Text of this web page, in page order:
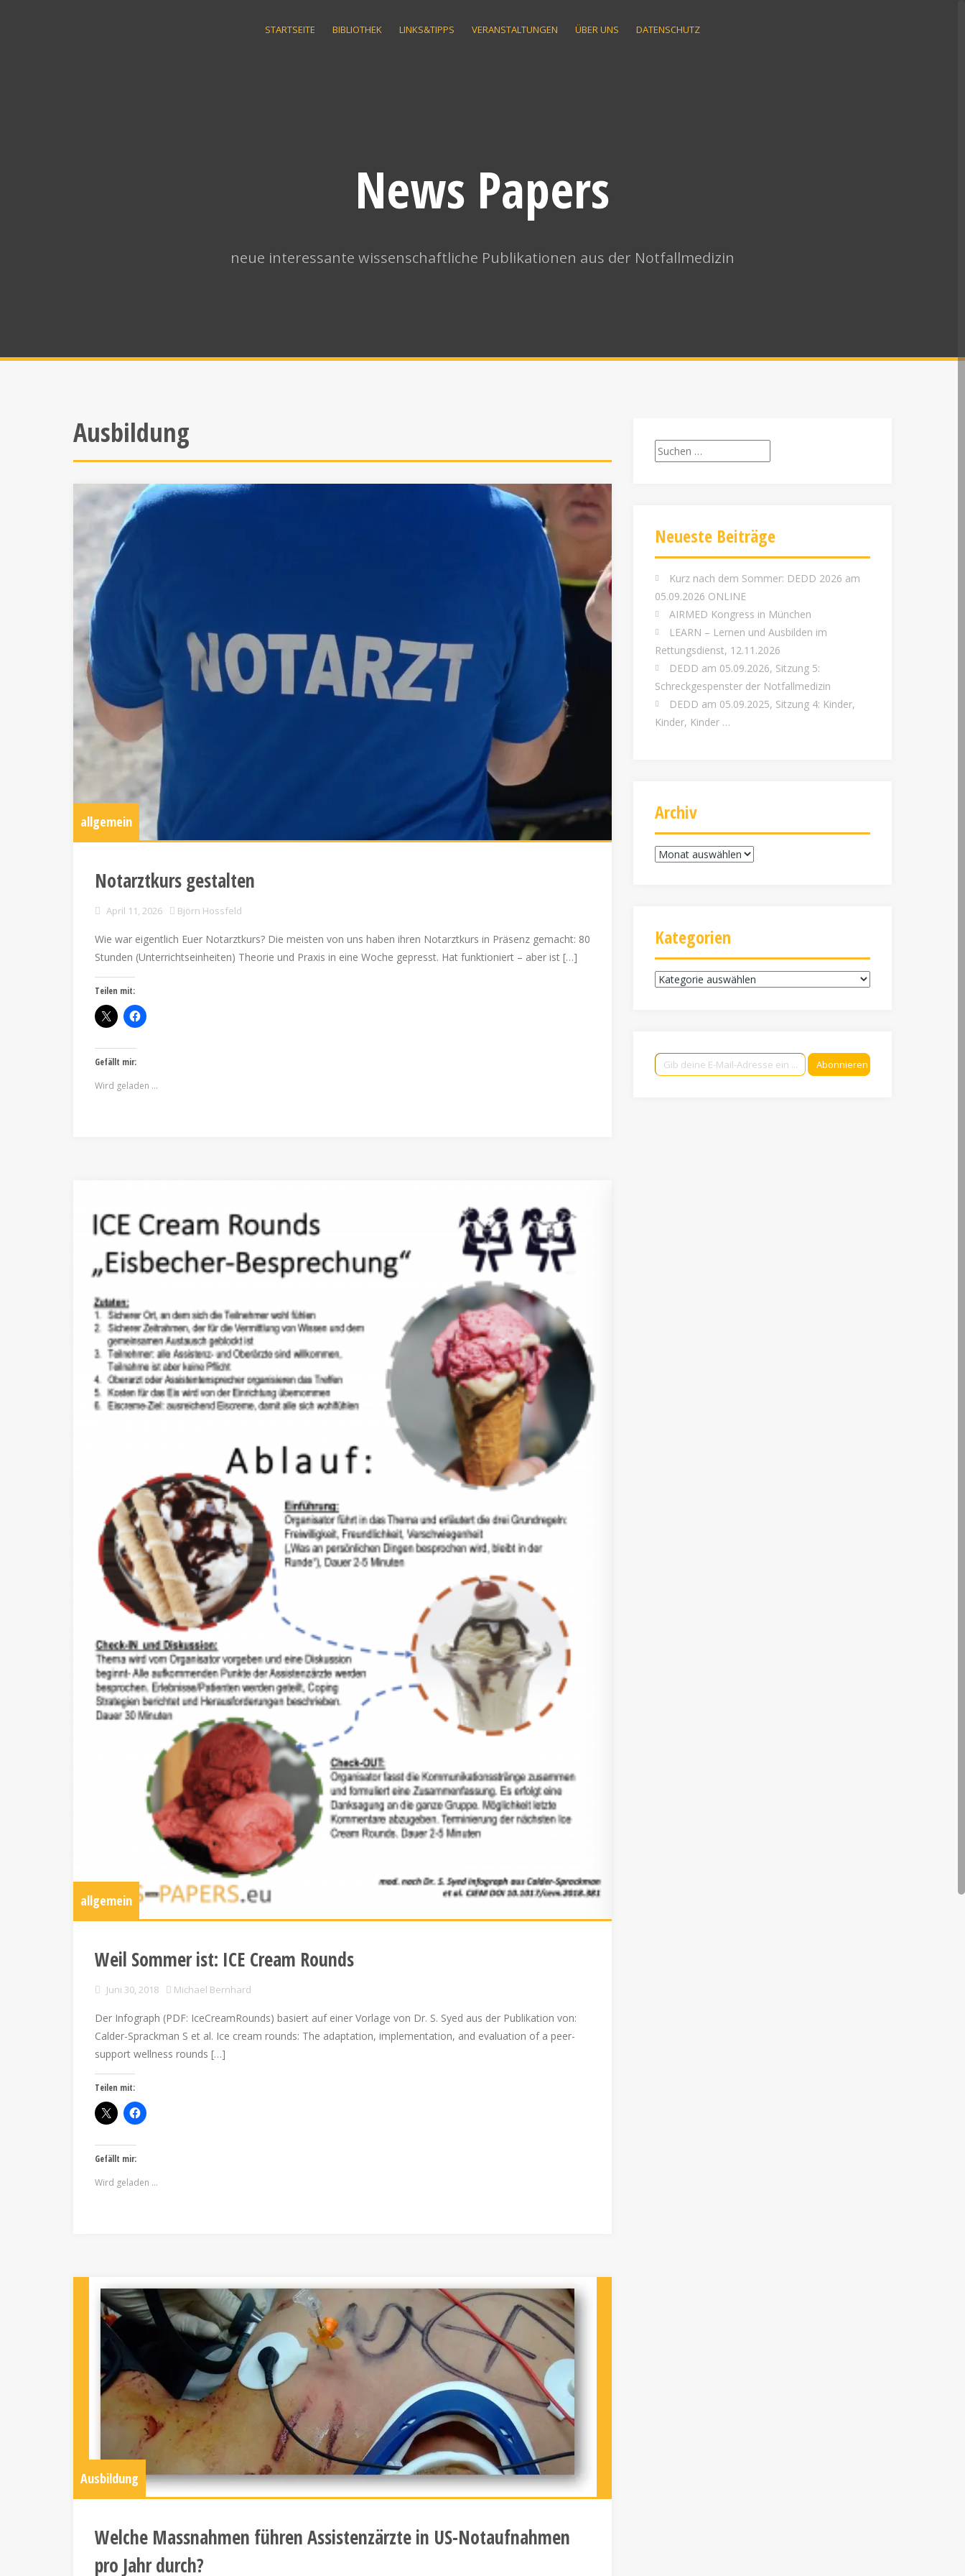
STARTSEITE BIBLIOTHEK LINKS&TIPPS VERANSTALTUNGEN ÜBER UNS DATENSCHUTZ
News Papers
neue interessante wissenschaftliche Publikationen aus der Notfallmedizin
Ausbildung
allgemein
Notarztkurs gestalten
April 11, 2026 Björn Hossfeld
Wie war eigentlich Euer Notarztkurs? Die meisten von uns haben ihren Notarztkurs in Präsenz gemacht: 80
Stunden (Unterrichtseinheiten) Theorie und Praxis in eine Woche gepresst. Hat funktioniert – aber ist […]
Teilen mit:
Gefällt mir:
Wird geladen …
allgemein
Weil Sommer ist: ICE Cream Rounds
Juni 30, 2018 Michael Bernhard
Der Infograph (PDF: IceCreamRounds) basiert auf einer Vorlage von Dr. S. Syed aus der Publikation von:
Calder-Sprackman S et al. Ice cream rounds: The adaptation, implementation, and evaluation of a peer-
support wellness rounds […]
Teilen mit:
Gefällt mir:
Wird geladen …
Ausbildung
Welche Massnahmen führen Assistenzärzte in US-Notaufnahmen
pro Jahr durch?
Suchen
nach:
Neueste Beiträge
Kurz nach dem Sommer: DEDD 2026 am
05.09.2026 ONLINE
AIRMED Kongress in München
LEARN – Lernen und Ausbilden im
Rettungsdienst, 12.11.2026
DEDD am 05.09.2026, Sitzung 5:
Schreckgespenster der Notfallmedizin
DEDD am 05.09.2025, Sitzung 4: Kinder,
Kinder, Kinder …
Archiv
Archiv
Kategorien
Kategorien
Gib deine E-Mail-Adresse ein ...
Abonnieren